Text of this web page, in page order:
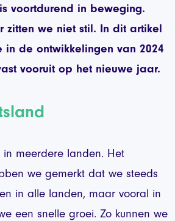
voortdurend in beweging.
zitten we niet stil. In dit artikel
in de ontwikkelingen van 2024
vooruit op het nieuwe jaar.
meerdere landen. Het
we gemerkt dat we steeds
in alle landen, maar vooral in
een snelle groei. Zo kunnen we